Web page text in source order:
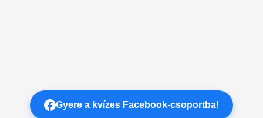
Gyere a kvízes Facebook-csoportba!